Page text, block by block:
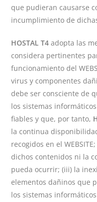
que pudieran causarse
incumplimiento de
HOSTAL T4 adopta las
considera pertinentes
funcionamiento del
virus y componentes
debe ser consciente de
los sistemas
fiables y que, por tanto,
la continua
recogidos en el
dichos contenidos ni la
pueda ocurrir; (iii) la
elementos dañinos que
los sistemas